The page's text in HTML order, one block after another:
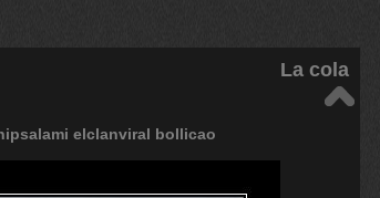
La cola
elclanviral bollicao